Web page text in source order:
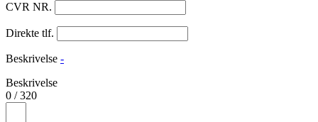
CVR NR.
Direkte tlf.
Beskrivelse -
Beskrivelse
0 /320